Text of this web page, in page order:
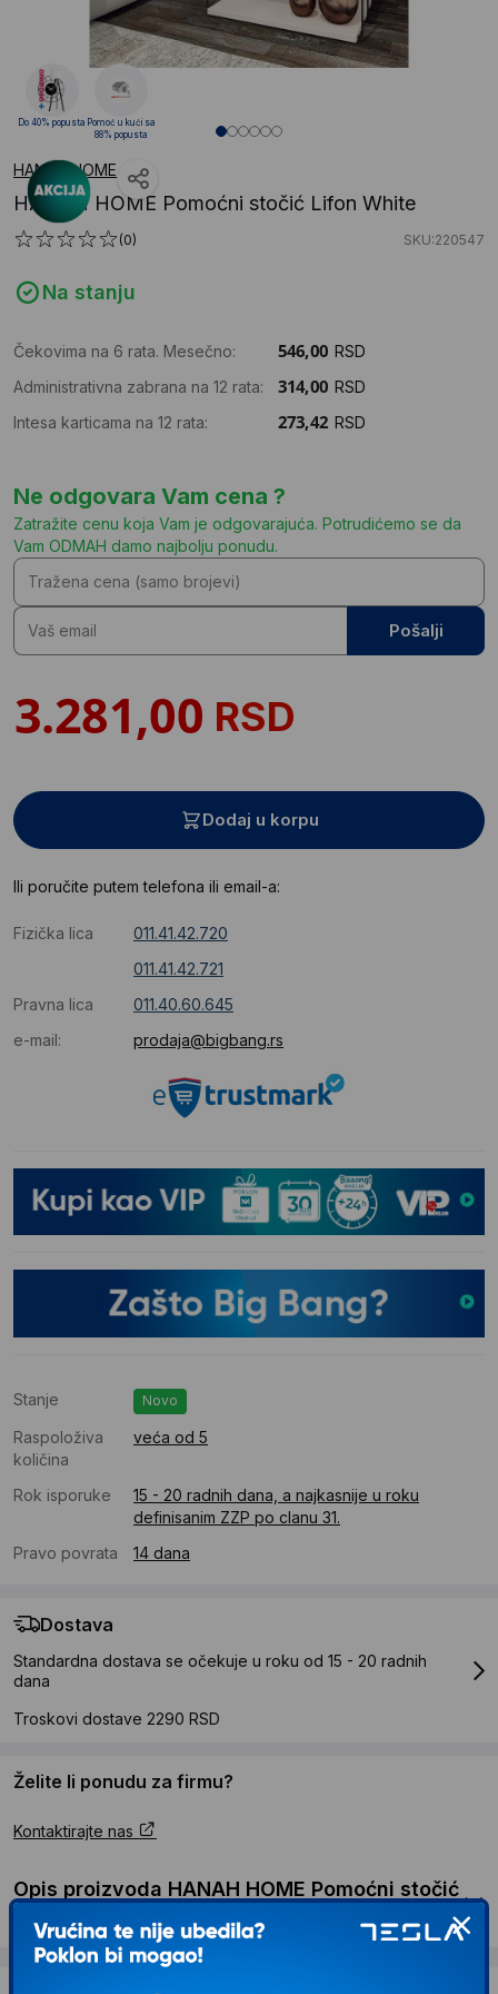
HANAH HOME
HANAH HOME Pomoćni stočić Lifon White
(0) SKU:220547
Na stanju
Čekovima na 6 rata. Mesečno:
RSD
Administrativna zabrana na 12 rata:
RSD
Intesa karticama na 12 rata:
RSD
Ne odgovara Vam cena ?
Zatražite cenu koja Vam je odgovarajuća. Potrudićemo se da
Vam ODMAH damo najbolju ponudu.
Pošalji
RSD
Dodaj u korpu
Ili poručite putem telefona ili email-a:
Fizička lica
011.41.42.720
011.41.42.721
Pravna lica
011.40.60.645
e-mail:
prodaja@bigbang.rs
Stanje Novo
Raspoloživa
količina
veća od 5
Rok isporuke
15 - 20 radnih dana, a najkasnije u roku
definisanim ZZP po clanu 31.
Pravo povrata
14 dana
Dostava
Standardna dostava se očekuje u roku od 15 - 20 radnih
dana
Troskovi dostave 2290 RSD
Želite li ponudu za firmu?
Kontaktirajte nas
Do 40% popusta Pomoć u kući sa
88% popusta
Opis proizvoda HANAH HOME Pomoćni stočić